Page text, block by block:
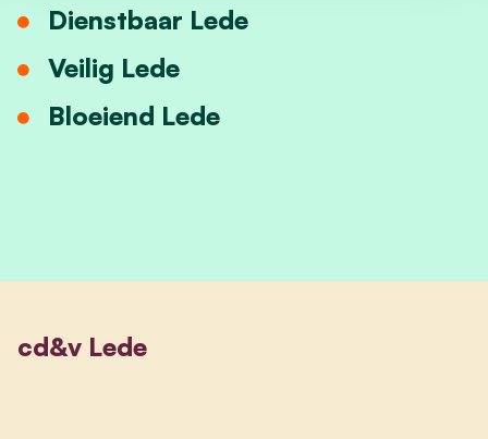
Dienstbaar Lede
Veilig Lede
Bloeiend Lede
cd&v Lede